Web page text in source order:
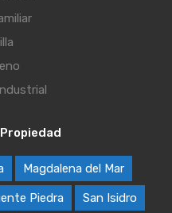
Magdalena del Mar
Piedra San Isidro